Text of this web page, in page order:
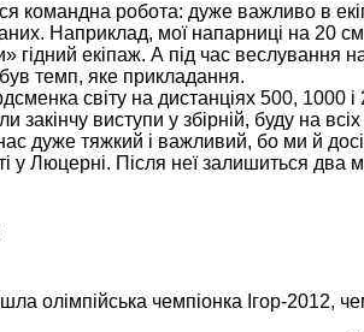
командна робота: дуже важливо в
Наприклад, мої напарниці на 20
гідний екіпаж. А під час
темп, яке прикладання.
світу на дистанціях 500,
закінчу виступи у збірній, буду на
дуже тяжкий і важливий, бо ми й досі
у Люцерні. Після неї залишиться два
олімпійська чемпіонка Ігор-